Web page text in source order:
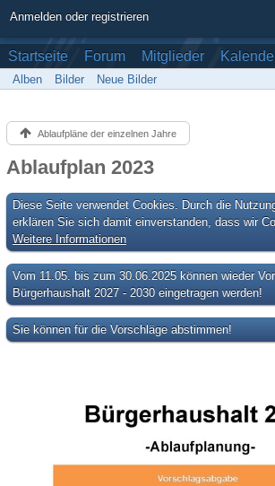
Anmelden oder registrieren
Startseite Forum Mitglieder
Alben Bilder Neue Bilder
Ablaufpläne der einzelnen Jahre
Ablaufplan 2023
Diese Seite verwendet Cookies. Durch die
erklären Sie sich damit einverstanden, dass wir
Weitere Informationen
Vom 11.05. bis zum 30.06.2025 können wieder
Bürgerhaushalt 2027 - 2030 eingetragen werden!
Sie können für die Vorschläge abstimmen!